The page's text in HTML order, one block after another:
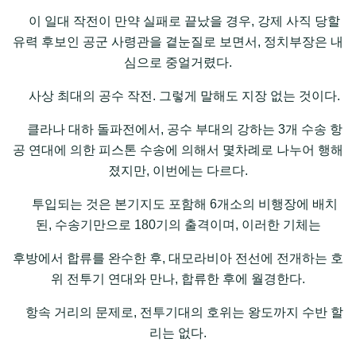
이 일대 작전이 만약 실패로 끝났을 경우, 강제 사직 당할
유력 후보인 공군 사령관을 곁눈질로 보면서, 정치부장은 내
심으로 중얼거렸다.
사상 최대의 공수 작전. 그렇게 말해도 지장 없는 것이다.
클라나 대하 돌파전에서, 공수 부대의 강하는 3개 수송 항
공 연대에 의한 피스톤 수송에 의해서 몇차례로 나누어 행해
졌지만, 이번에는 다르다.
투입되는 것은 본기지도 포함해 6개소의 비행장에 배치
된, 수송기만으로 180기의 출격이며, 이러한 기체는
후방에서 합류를 완수한 후, 대모라비아 전선에 전개하는 호
위 전투기 연대와 만나, 합류한 후에 월경한다.
항속 거리의 문제로, 전투기대의 호위는 왕도까지 수반 할
리는 없다.